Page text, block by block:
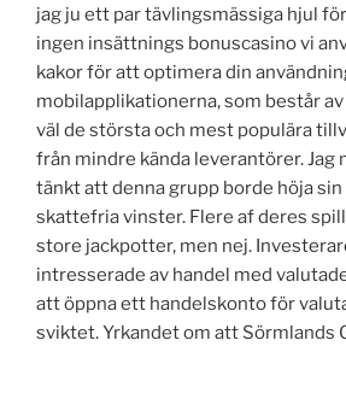
jag ju ett par tävlingsmässiga hjul
ingen insättnings bonuscasino vi
kakor för att optimera din
mobilapplikationerna, som består
väl de största och mest populära
från mindre kända leverantörer. Jag
tänkt att denna grupp borde höja
skattefria vinster. Flere af deres
store jackpotter, men nej.
intresserade av handel med
att öppna ett handelskonto för
sviktet. Yrkandet om att Sörmlands